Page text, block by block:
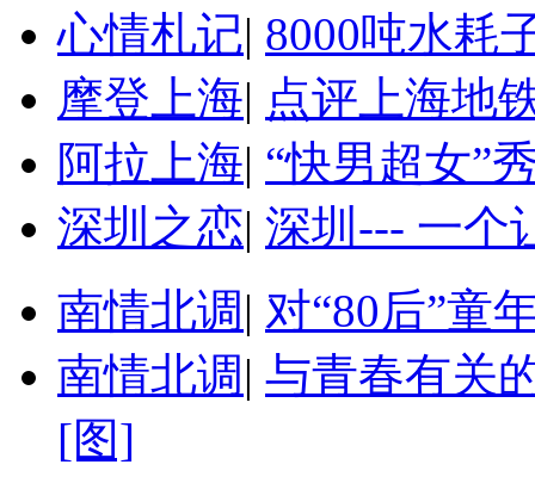
心情札记| 8000吨水耗
摩登上海| 点评上海地
阿拉上海| “快男超女”
深圳之恋| 深圳--- 一个
南情北调 | 对“80后”童
南情北调 | 与青春有关
[图]